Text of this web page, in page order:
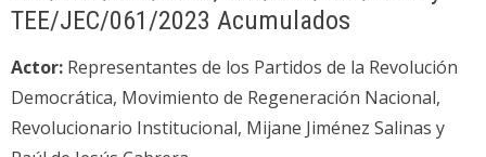
TEE/JEC/061/2023 Acumulados
Actor: Representantes de los Partidos de la Revolución
Democrática, Movimiento de Regeneración Nacional,
Revolucionario Institucional, Mijane Jiménez Salinas y